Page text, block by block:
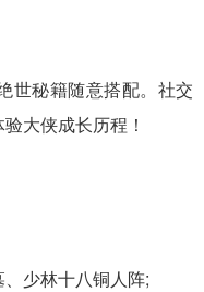
秘籍随意搭配。社交
大侠成长历程！
少林十八铜人阵;